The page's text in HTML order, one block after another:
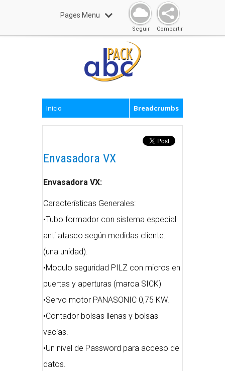
Pages Menu
Compartir
Seguir
Inicio Breadcrumbs
Envasadora VX
Envasadora VX:
Características Generales:
•Tubo formador con sistema especial
anti atasco según medidas cliente.
(una unidad).
•Modulo seguridad PILZ con micros en
puertas y aperturas (marca SICK)
•Servo motor PANASONIC 0,75 KW.
•Contador bolsas llenas y bolsas
vacías.
•Un nivel de Password para acceso de
datos.